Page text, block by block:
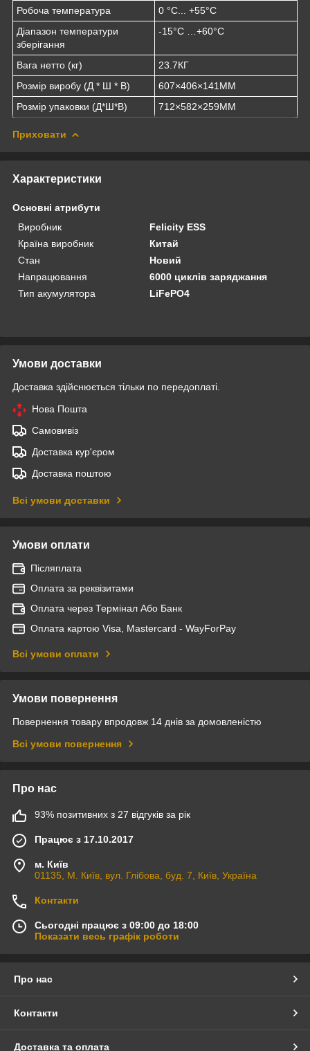
Робоча температура
0 °C... +55°C
Діапазон температури
зберігання
-15°C …+60°C
Вага нетто (кг)
23.7КГ
Розмір виробу (Д * Ш * В)
607×406×141MM
Розмір упаковки (Д*Ш*В)
712×582×259MM
Приховати
Характеристики
Основні атрибути
Виробник
Felicity ESS
Країна виробник
Китай
Стан
Новий
Напрацювання
6000 циклів заряджання
Тип акумулятора
LiFePO4
Умови доставки
Доставка здійснюється тільки по передоплаті.
Нова Пошта
Самовивіз
Доставка кур'єром
Доставка поштою
Всі умови доставки
Умови оплати
Післяплата
Оплата за реквізитами
Оплата через Термінал Або Банк
Оплата картою Visa, Mastercard - WayForPay
Всі умови оплати
Умови повернення
Повернення товару впродовж 14 днів за домовленістю
Всі умови повернення
Про нас
93% позитивних з 27 відгуків за рік
Працює з 17.10.2017
м. Київ
01135, М. Київ, вул. Глібова, буд. 7, Київ, Україна
Контакти
Сьогодні працює з 09:00 до 18:00
Показати весь графік роботи
Про нас
Контакти
Доставка та оплата